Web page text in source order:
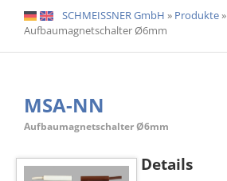
DE EN SCHMEISSNER GmbH » Produkte»
Aufbaumagnetschalter Ø6mm
MSA-NN
Aufbaumagnetschalter Ø6mm
Details